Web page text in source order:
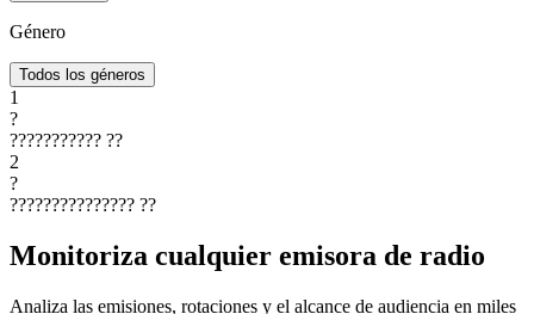
Género
Todos los géneros
1
?
??????????? ??
2
?
??????????????? ??
Monitoriza cualquier emisora de radio
Analiza las emisiones, rotaciones y el alcance de audiencia en miles